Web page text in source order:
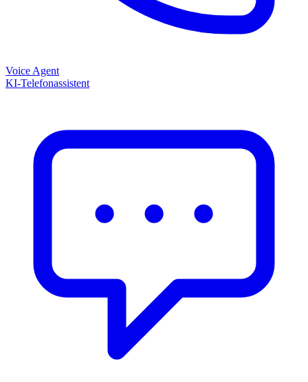
Voice Agent
KI-Telefonassistent